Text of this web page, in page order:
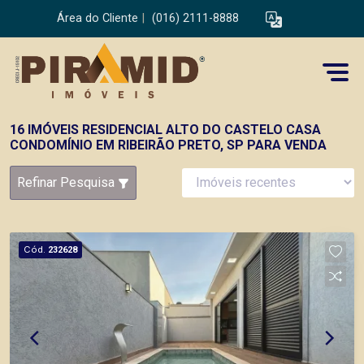
Área do Cliente (016) 2111-8888
16 IMÓVEIS RESIDENCIAL ALTO DO CASTELO CASA
CONDOMÍNIO EM RIBEIRÃO PRETO, SP PARA VENDA
Refinar Pesquisa
Cód. 232628